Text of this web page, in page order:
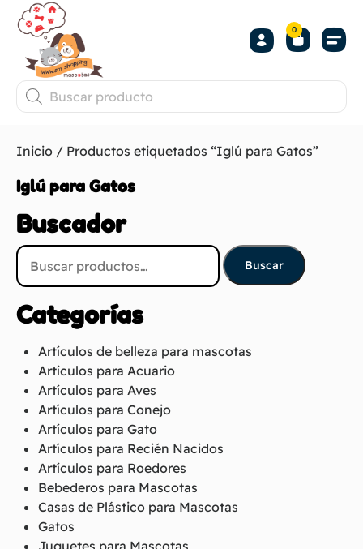
0
Inicio / Productos etiquetados “Iglú para Gatos”
Iglú para Gatos
Buscador
Buscar
Categorías
Artículos de belleza para mascotas
Artículos para Acuario
Artículos para Aves
Artículos para Conejo
Artículos para Gato
Artículos para Recién Nacidos
Artículos para Roedores
Bebederos para Mascotas
Casas de Plástico para Mascotas
Gatos
Juguetes para Mascotas